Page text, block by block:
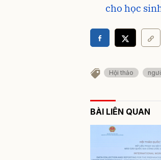
cho học
Hội thảo
BÀI LIÊN QUAN